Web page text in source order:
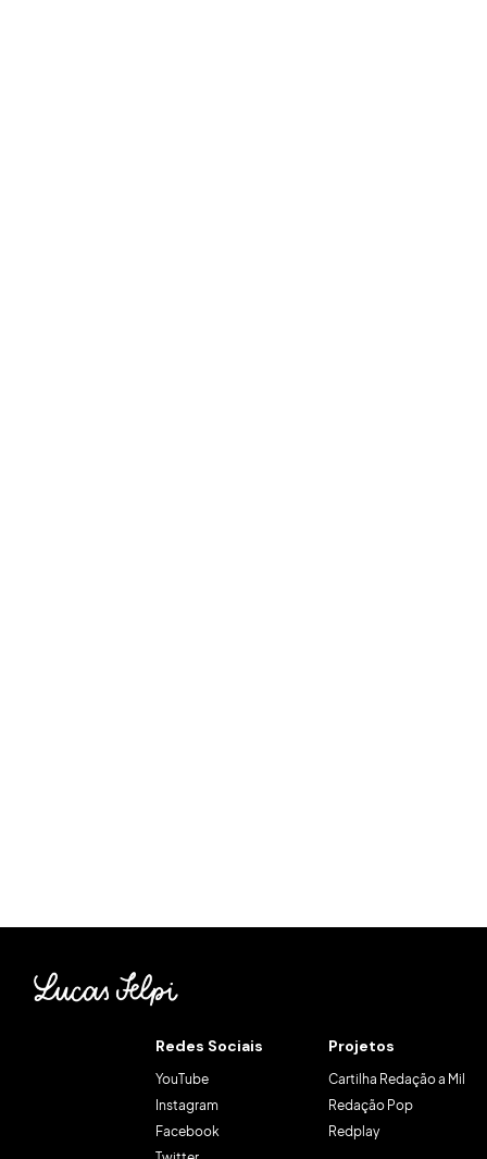
Redes Sociais
YouTube
Instagram
Facebook
Projetos
Cartilha Redação a Mil
Redação Pop
Redplay